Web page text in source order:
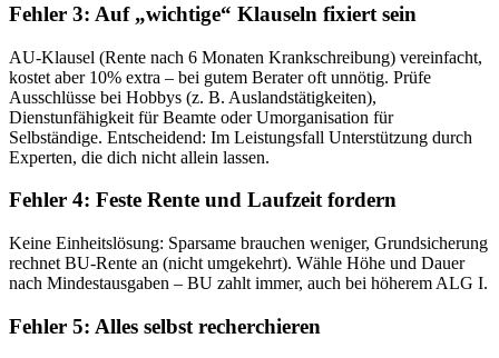
Fehler 3: Auf „wichtige“ Klauseln fixiert sein
AU-Klausel (Rente nach 6 Monaten Krankschreibung) vereinfacht,
kostet aber 10% extra – bei gutem Berater oft unnötig. Prüfe
Ausschlüsse bei Hobbys (z. B. Auslandstätigkeiten),
Dienstunfähigkeit für Beamte oder Umorganisation für
Selbständige. Entscheidend: Im Leistungsfall Unterstützung durch
Experten, die dich nicht allein lassen.
Fehler 4: Feste Rente und Laufzeit fordern
Keine Einheitslösung: Sparsame brauchen weniger, Grundsicherung
rechnet BU-Rente an (nicht umgekehrt). Wähle Höhe und Dauer
nach Mindestausgaben – BU zahlt immer, auch bei höherem ALG I.
Fehler 5: Alles selbst recherchieren